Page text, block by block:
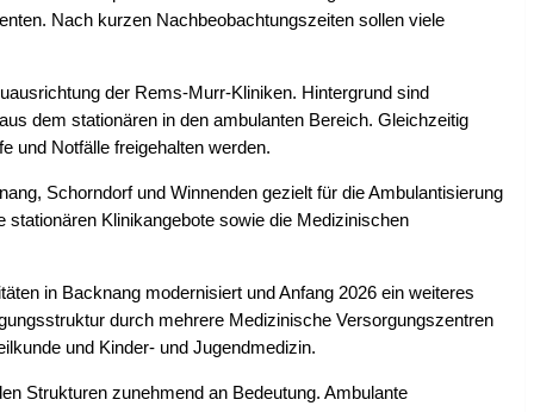
Nach kurzen Nachbeobachtungszeiten sollen viele
der Rems-Murr-Kliniken. Hintergrund sind
dem stationären in den ambulanten Bereich. Gleichzeitig
und Notfälle freigehalten werden.
Schorndorf und Winnenden gezielt für die Ambulantisierung
Klinikangebote sowie die Medizinischen
in Backnang modernisiert und Anfang 2026 ein weiteres
durch mehrere Medizinische Versorgungszentren
und Kinder- und Jugendmedizin.
Strukturen zunehmend an Bedeutung. Ambulante